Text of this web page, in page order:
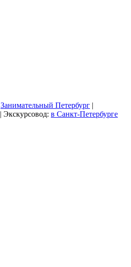
Занимательный Петербург |
| Экскурсовод: в Санкт-Петербурге